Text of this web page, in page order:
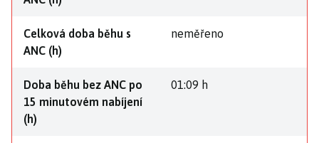
Celková doba běhu s
ANC (h)
neměřeno
Doba běhu bez ANC po
15 minutovém nabíjení
(h)
01:09 h